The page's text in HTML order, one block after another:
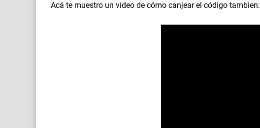
Acá te muestro un video de cómo canjear el código tambien: